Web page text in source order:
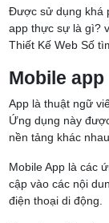
Được sử dụng khá
app thực sự là gì?
Thiết Kế Web Số
Mobile app
App là thuật ngữ
Ứng dụng này
nền tảng khác
Mobile App là các
cập vào các nội
điện thoại di động.